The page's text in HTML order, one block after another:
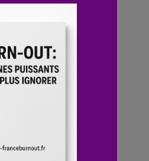
auprès de la caisse
orale du salarié
d’un avocat sans
pas généralement
inexcusable ?